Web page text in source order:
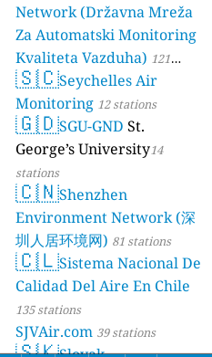
Network (Državna Mreža
Za Automatski Monitoring
Kvaliteta Vazduha) 121
stations
🇸🇨Seychelles Air
Monitoring 12 stations
🇬🇩SGU-GND St.
George’s University14
stations
🇨🇳Shenzhen
Environment Network (深
圳人居环境网) 81 stations
🇨🇱Sistema Nacional De
Calidad Del Aire En Chile
135 stations
SJVAir.com 39 stations
🇸🇰